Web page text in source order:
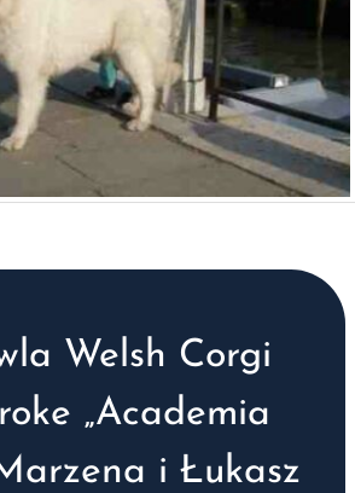
Welsh Corgi
„Academia
i Łukasz